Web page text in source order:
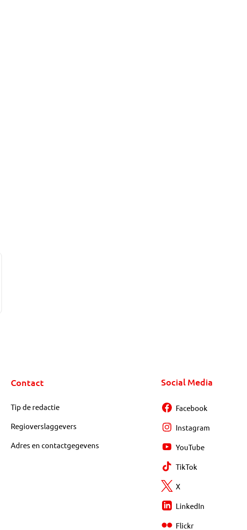
Contact
Tip de redactie
Regioverslaggevers
Adres en contactgegevens
Social Media
Facebook
Instagram
YouTube
TikTok
X
LinkedIn
Flickr